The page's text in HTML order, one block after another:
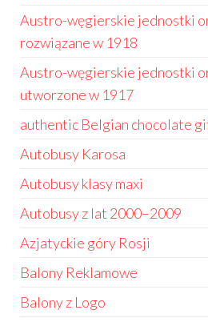
Austro-węgierskie jednostki
rozwiązane w 1918
Austro-węgierskie jednostki
utworzone w 1917
authentic Belgian chocolate
Autobusy Karosa
Autobusy klasy maxi
Autobusy z lat 2000–2009
Azjatyckie góry Rosji
Balony Reklamowe
Balony z Logo